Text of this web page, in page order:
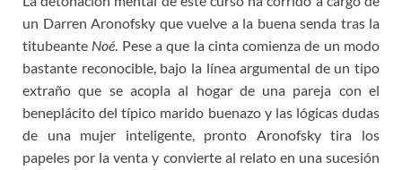
un Darren Aronofsky que vuelve a la buena senda tras la
titubeante Noé. Pese a que la cinta comienza de un modo
bastante reconocible, bajo la línea argumental de un tipo
extraño que se acopla al hogar de una pareja con el
beneplácito del típico marido buenazo y las lógicas dudas
de una mujer inteligente, pronto Aronofsky tira los
papeles por la venta y convierte al relato en una sucesión